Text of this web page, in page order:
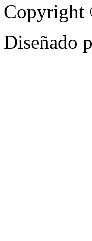
Copyright
Diseñado